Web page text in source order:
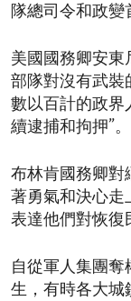
隊總司令和政變
美國國務卿安東
部隊對沒有武裝
數以百計的政界
續逮捕和拘押”。
布林肯國務卿對
著勇氣和決心
表達他們對恢復
自從軍人集團
生，有時各大城